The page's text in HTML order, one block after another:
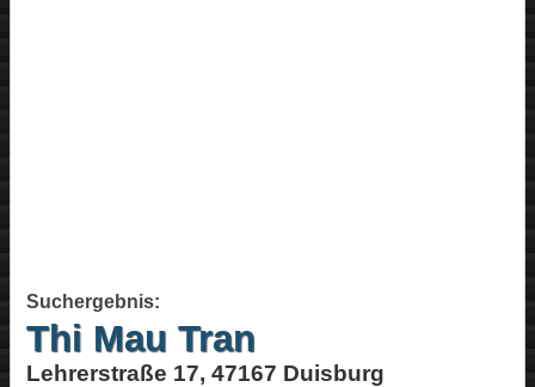
Suchergebnis:
Thi Mau Tran
Lehrerstraße 17, 47167 Duisburg